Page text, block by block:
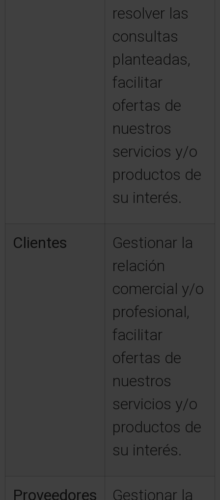
resolver las
consultas
planteadas,
facilitar
ofertas de
nuestros
servicios y/o
productos de
su interés.
Clientes
Gestionar la
relación
comercial y/o
profesional,
facilitar
ofertas de
nuestros
servicios y/o
productos de
su interés.
Proveedores Gestionar la